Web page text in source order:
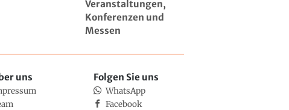
Veranstaltungen,
Konferenzen und
Messen
uns Folgen Sie uns
WhatsApp
Facebook